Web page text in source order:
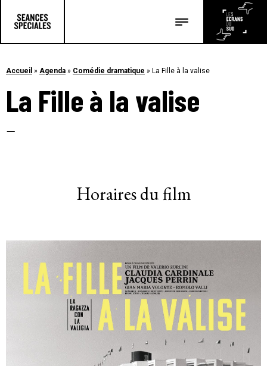
Les articles
Accueil » Agenda » Comédie dramatique » La Fille à la valise
La Fille à la valise
–
Horaires du film